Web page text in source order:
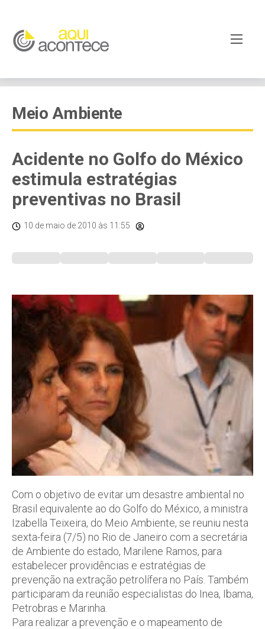
Meio Ambiente
Acidente no Golfo do México
estimula estratégias
preventivas no Brasil
10 de maio de 2010 às 11:55
Com o objetivo de evitar um desastre ambiental no
Brasil equivalente ao do Golfo do México, a ministra
Izabella Teixeira, do Meio Ambiente, se reuniu nesta
sexta-feira (7/5) no Rio de Janeiro com a secretária
de Ambiente do estado, Marilene Ramos, para
estabelecer providências e estratégias de
prevenção na extração petrolífera no País. Também
participaram da reunião especialistas do Inea, Ibama,
Petrobras e Marinha.
Para realizar a prevenção e o mapeamento de